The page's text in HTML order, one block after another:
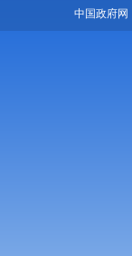
中国政府网